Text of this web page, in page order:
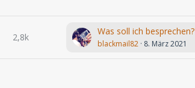
2,8k
Was soll ich besprechen?
blackmail82 8. März 2021